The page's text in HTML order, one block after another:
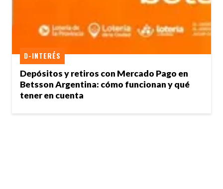
Depósitos y retiros con Mercado Pago en
Betsson Argentina: cómo funcionan y qué
tener en cuenta
D-INTERÉS